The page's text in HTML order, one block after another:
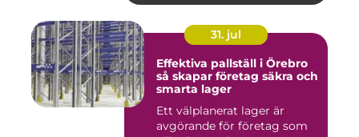
31. jul
Effektiva pallställ i Örebro
så skapar företag säkra och
smarta lager
Ett välplanerat lager är
avgörande för företag som